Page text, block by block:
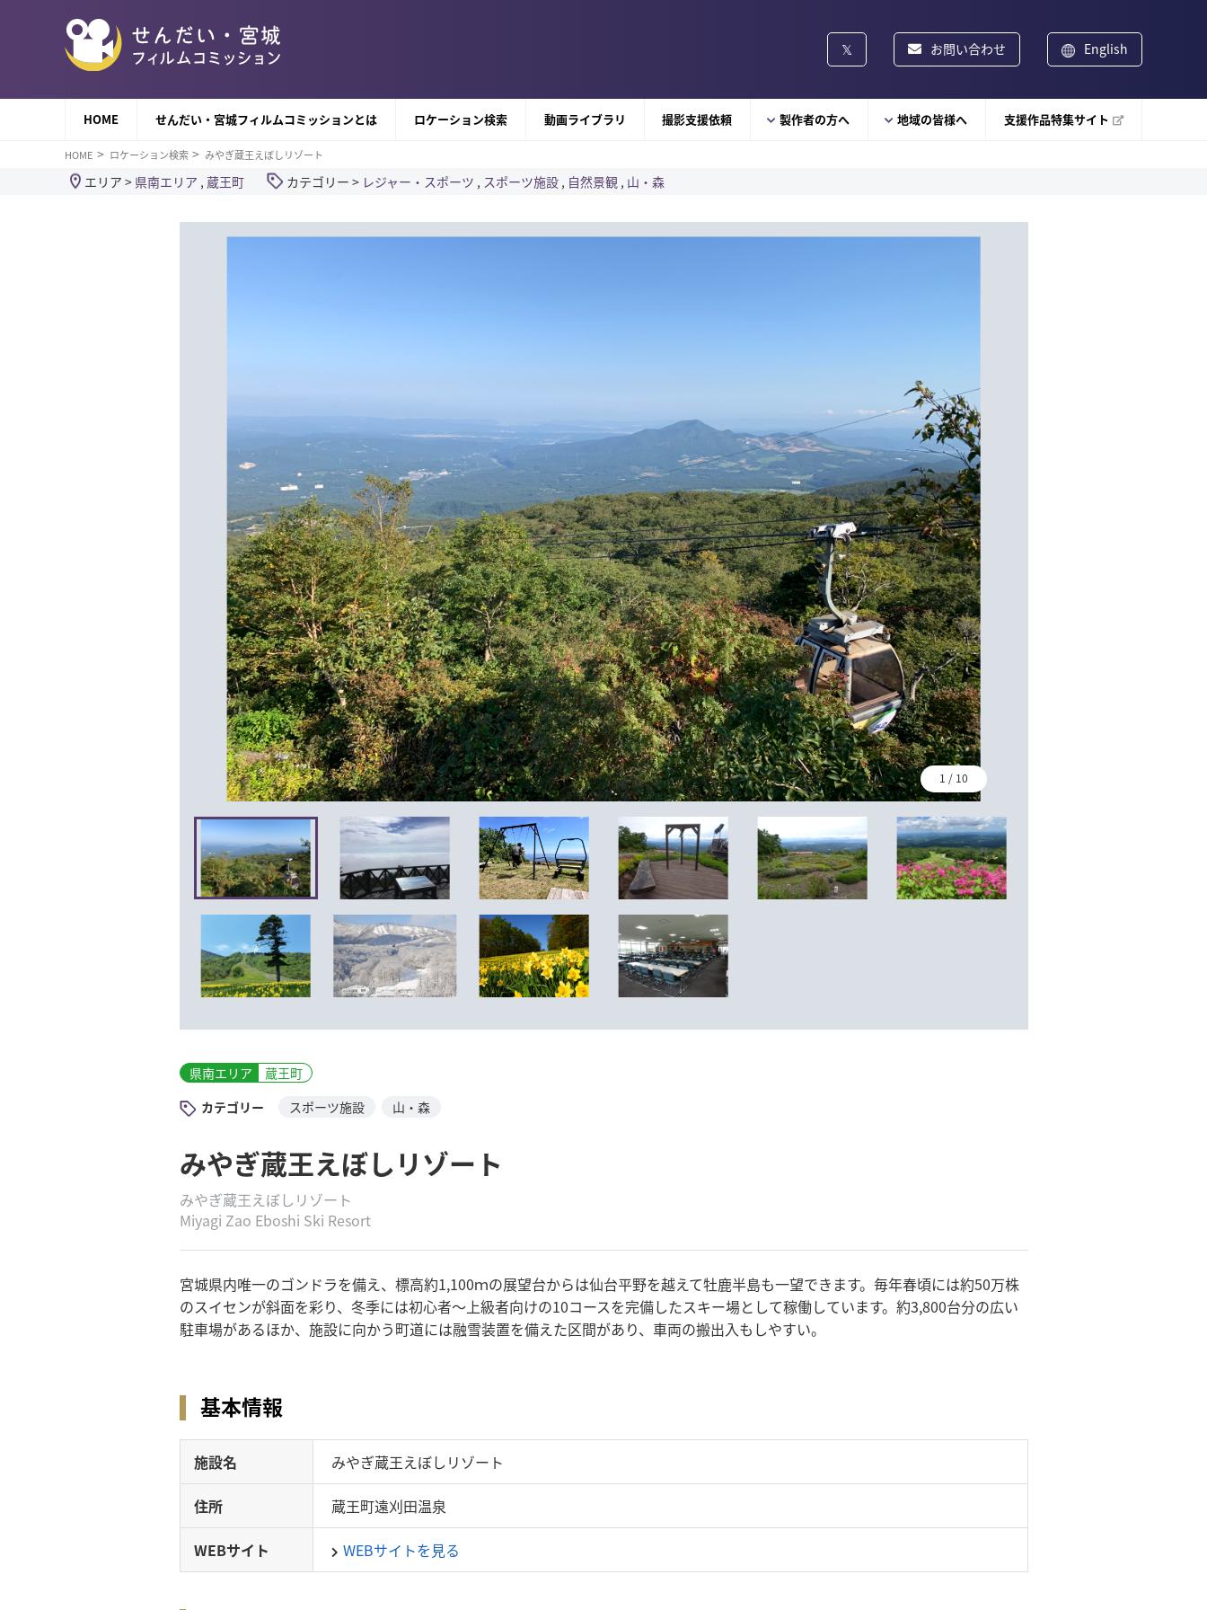
お問い合わせ English
HOME せんだい・宮城フィルムコミッションとは ロケーション検索 動画ライブラリ 撮影支援依頼 製作者の方へ 地域の皆様へ 支援作品特集サイト
HOME ロケーション検索 みやぎ蔵王えぼしリゾート
エリア > 県南エリア , 蔵王町 カテゴリー > レジャー・スポーツ , スポーツ施設 , 自然景観 , 山・森
1 / 10
県南エリア
蔵王町
カテゴリー
スポーツ施設 山・森
みやぎ蔵王えぼしリゾート
みやぎ蔵王えぼしリゾート
Miyagi Zao Eboshi Ski Resort
宮城県内唯一のゴンドラを備え、標高約1,100ｍの展望台からは仙台平野を越えて牡鹿半島も一望できます。毎年春頃には約50万株
のスイセンが斜面を彩り、冬季には初心者～上級者向けの10コースを完備したスキー場として稼働しています。約3,800台分の広い
駐車場があるほか、施設に向かう町道には融雪装置を備えた区間があり、車両の搬出入もしやすい。
基本情報
施設名 みやぎ蔵王えぼしリゾート
住所 蔵王町遠刈田温泉
WEBサイト WEBサイトを見る